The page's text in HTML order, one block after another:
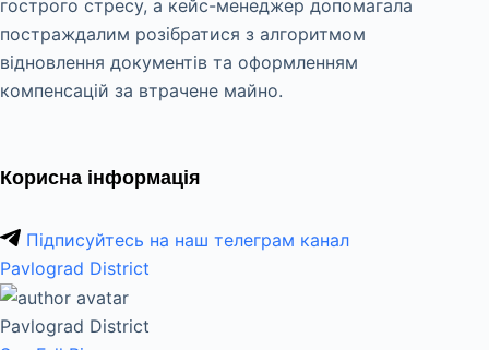
гострого стресу, а кейс-менеджер допомагала
постраждалим розібратися з алгоритмом
відновлення документів та оформленням
компенсацій за втрачене майно.
Корисна інформація
Підписуйтесь на наш телеграм канал
Pavlograd District
Pavlograd District